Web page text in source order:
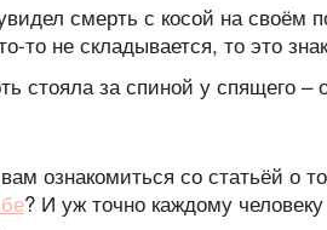
смерть с косой на своём
то не складывается, то это
стояла за спиной у спящего
ознакомиться со статьёй о
? И уж точно каждому